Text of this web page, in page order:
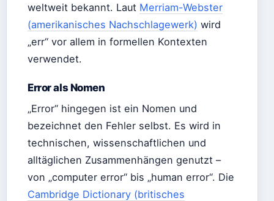
weltweit bekannt. Laut Merriam-Webster
(amerikanisches Nachschlagewerk) wird
„err“ vor allem in formellen Kontexten
verwendet.
Error als Nomen
„Error“ hingegen ist ein Nomen und
bezeichnet den Fehler selbst. Es wird in
technischen, wissenschaftlichen und
alltäglichen Zusammenhängen genutzt –
von „computer error“ bis „human error“. Die
Cambridge Dictionary (britisches